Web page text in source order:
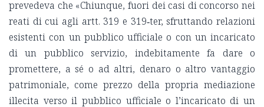
prevedeva che «Chiunque, fuori dei casi di concorso nei
reati di cui agli artt. 319 e 319‑ter, sfruttando relazioni
esistenti con un pubblico ufficiale o con un incaricato
di un pubblico servizio, indebitamente fa dare o
promettere, a sé o ad altri, denaro o altro vantaggio
patrimoniale, come prezzo della propria mediazione
illecita verso il pubblico ufficiale o l’incaricato di un